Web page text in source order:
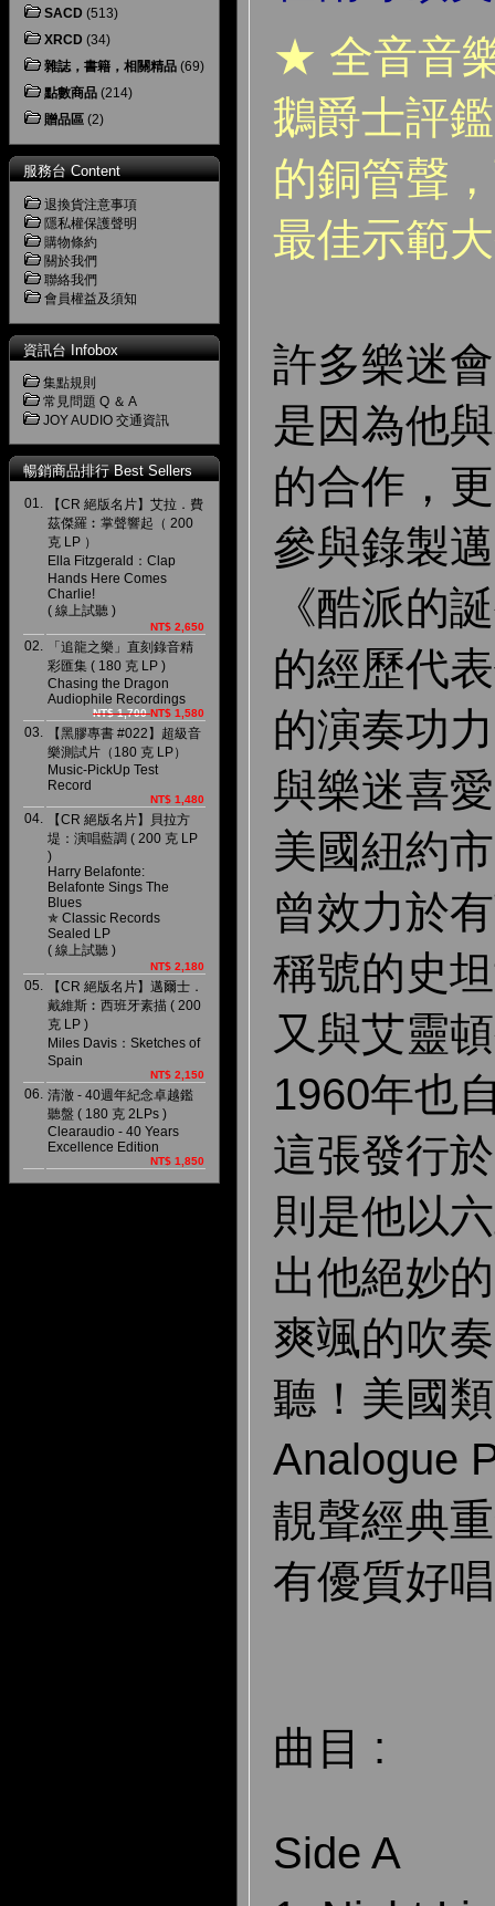
SACD (513)
XRCD (34)
雜誌，書籍，相關精品 (69)
點數商品 (214)
贈品區 (2)
服務台 Content
退換貨注意事項
隱私權保護聲明
購物條約
關於我們
聯絡我們
會員權益及須知
資訊台 Infobox
集點規則
常見問題 Q ＆ A
JOY AUDIO 交通資訊
暢銷商品排行 Best Sellers
01.
【CR 絕版名片】艾拉．費
茲傑羅︰掌聲響起（ 200
克 LP ）
Ella Fitzgerald：Clap
Hands Here Comes
Charlie!
( 線上試聽 )
NT$ 2,650
02.
「追龍之樂」直刻錄音精
彩匯集 ( 180 克 LP )
Chasing the Dragon
Audiophile Recordings
NT$ 1,700NT$ 1,580
03.
【黑膠專書 #022】超級音
樂測試片（180 克 LP）
Music-PickUp Test
Record
NT$ 1,480
04.
【CR 絕版名片】貝拉方
堤：演唱藍調 ( 200 克 LP
)
Harry Belafonte:
Belafonte Sings The
Blues
✯ Classic Records
Sealed LP
( 線上試聽 )
NT$ 2,180
05.
【CR 絕版名片】邁爾士．
戴維斯︰西班牙素描 ( 200
克 LP )
Miles Davis：Sketches of
Spain
NT$ 2,150
06. 清澈 - 40週年紀念卓越鑑
聽盤 ( 180 克 2LPs )
Clearaudio - 40 Years
Excellence Edition
NT$ 1,850
★ 全音音
鵝爵士評
的銅管聲
最佳示範
許多樂迷
是因為他
的合作，
參與錄製
《酷派的
的經歷代
的演奏功
與樂迷喜
美國紐約
曾效力於
稱號的史
又與艾靈
1960年也
這張發行
則是他以
出他絕妙
爽颯的吹
聽！美國
Analogue
靚聲經典
有優質好
曲目 :
Side A